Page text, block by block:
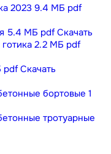
2023 9.4 МБ pdf
5.4 МБ pdf Скачать
2.2 МБ pdf
pdf Скачать
бортовые 1
тротуарные